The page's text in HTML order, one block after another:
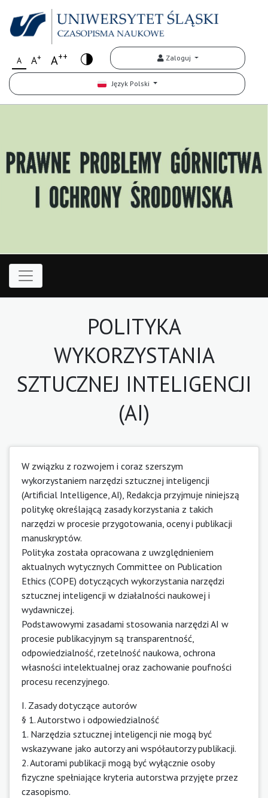
A A+ A++ Zaloguj
Język Polski
POLITYKA
WYKORZYSTANIA
SZTUCZNEJ INTELIGENCJI
(AI)
W związku z rozwojem i coraz szerszym
wykorzystaniem narzędzi sztucznej inteligencji
(Artificial Intelligence, AI), Redakcja przyjmuje niniejszą
politykę określającą zasady korzystania z takich
narzędzi w procesie przygotowania, oceny i publikacji
manuskryptów.
Polityka została opracowana z uwzględnieniem
aktualnych wytycznych Committee on Publication
Ethics (COPE) dotyczących wykorzystania narzędzi
sztucznej inteligencji w działalności naukowej i
wydawniczej.
Podstawowymi zasadami stosowania narzędzi AI w
procesie publikacyjnym są transparentność,
odpowiedzialność, rzetelność naukowa, ochrona
własności intelektualnej oraz zachowanie poufności
procesu recenzyjnego.
I. Zasady dotyczące autorów
§ 1. Autorstwo i odpowiedzialność
1. Narzędzia sztucznej inteligencji nie mogą być
wskazywane jako autorzy ani współautorzy publikacji.
2. Autorami publikacji mogą być wyłącznie osoby
fizyczne spełniające kryteria autorstwa przyjęte przez
czasopismo.